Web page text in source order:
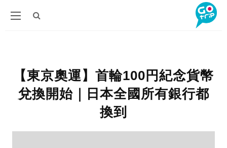
【東京奧運】首輪100円紀念貨幣
兌換開始｜日本全國所有銀行都
換到